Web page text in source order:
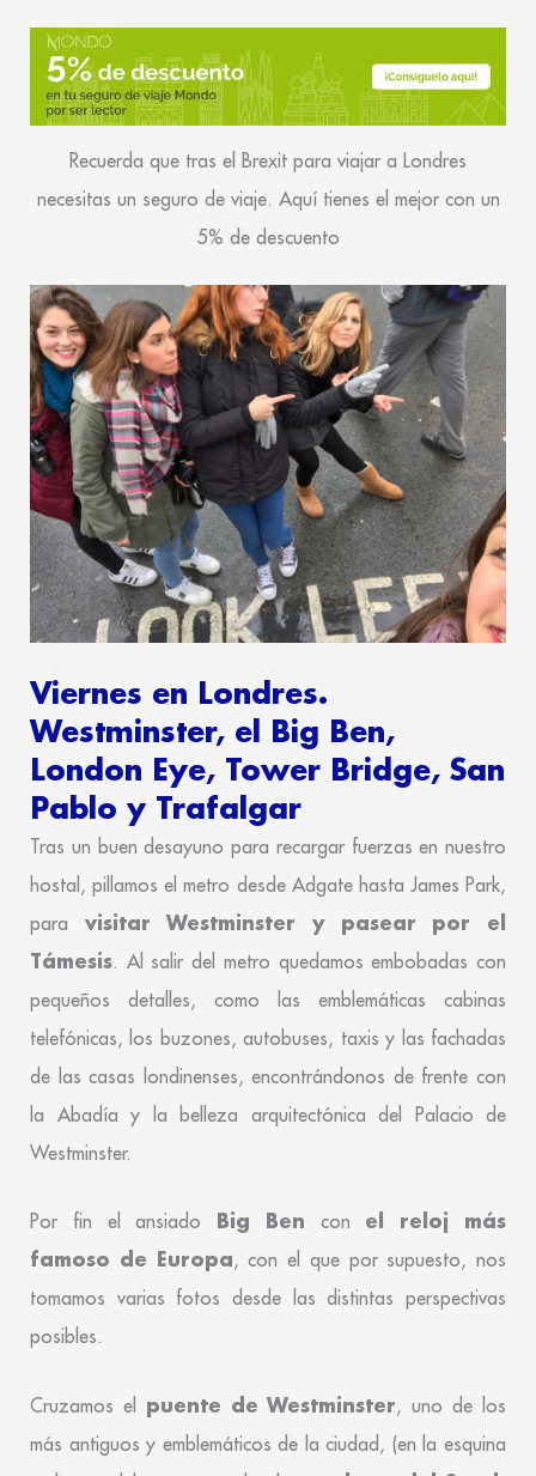
Recuerda que tras el Brexit para viajar a Londres
necesitas un seguro de viaje. Aquí tienes el mejor con un
5% de descuento
Viernes en Londres.
Westminster, el Big Ben,
London Eye, Tower Bridge, San
Pablo y Trafalgar
Tras un buen desayuno para recargar fuerzas en nuestro
hostal, pillamos el metro desde Adgate hasta James Park,
para visitar Westminster y pasear por el
Támesis. Al salir del metro quedamos embobadas con
pequeños detalles, como las emblemáticas cabinas
telefónicas, los buzones, autobuses, taxis y las fachadas
de las casas londinenses, encontrándonos de frente con
la Abadía y la belleza arquitectónica del Palacio de
Westminster.
Por fin el ansiado Big Ben con el reloj más
famoso de Europa, con el que por supuesto, nos
tomamos varias fotos desde las distintas perspectivas
posibles.
Cruzamos el puente de Westminster, uno de los
más antiguos y emblemáticos de la ciudad, (en la esquina